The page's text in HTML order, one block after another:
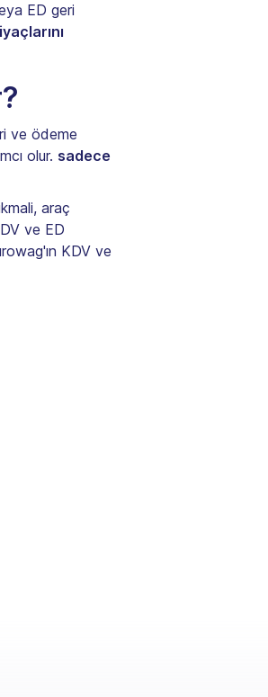
ED geri
ve ödeme
olur. sadece
araç
ve ED
KDV ve